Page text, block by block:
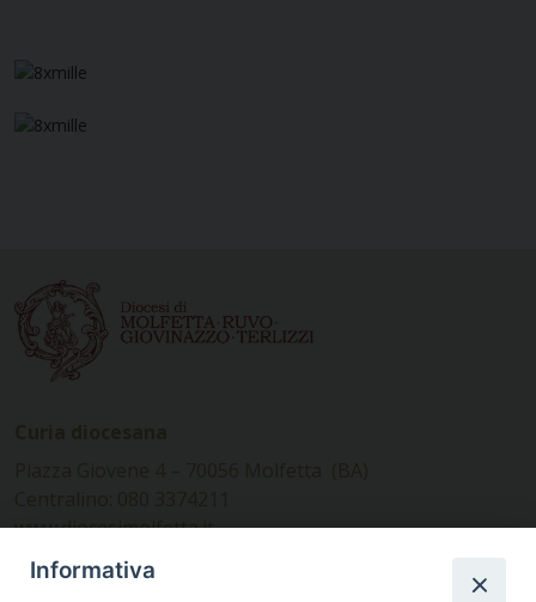
www.diocesimolfetta.it –
diocesimolfetta@pec.chiesacattolica.it
Informativa